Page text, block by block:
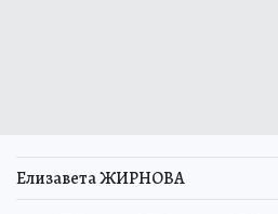
Елизавета ЖИРНОВА